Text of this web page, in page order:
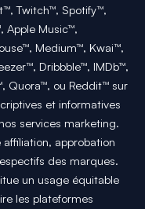
Twitch™, Spotify™,
Apple Music™,
Medium™, Kwai™,
Dribbble™, IMDb™,
Quora™, ou Reddit™ sur
et informatives
services marketing.
approbation
des marques.
un usage équitable
les plateformes